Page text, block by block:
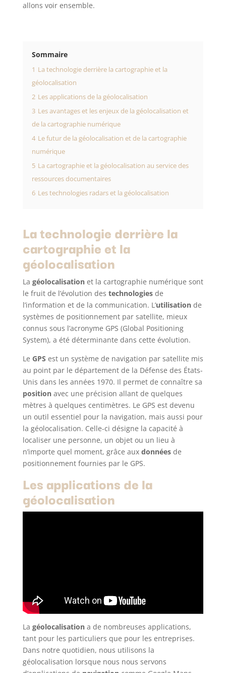
allons voir ensemble.
Sommaire
1 La technologie derrière la cartographie et la
géolocalisation
2 Les applications de la géolocalisation
3 Les avantages et les enjeux de la géolocalisation et
de la cartographie numérique
4 Le futur de la géolocalisation et de la cartographie
numérique
5 La cartographie et la géolocalisation au service des
ressources documentaires
6 Les technologies radars et la géolocalisation
La technologie derrière la
cartographie et la
géolocalisation
La géolocalisationet la cartographie numérique sont
le fruit de l’évolution des technologiesde
l’information et de la communication. L’utilisationde
systèmes de positionnement par satellite, mieux
connus sous l’acronyme GPS (Global Positioning
System), a été déterminante dans cette évolution.
Le GPS est un système de navigation par satellite mis
au point par le département de la Défense des États-
Unis dans les années 1970. Il permet de connaître sa
positionavec une précision allant de quelques
mètres à quelques centimètres. Le GPS est devenu
un outil essentiel pour la navigation, mais aussi pour
la géolocalisation. Celle-ci désigne la capacité à
localiser une personne, un objet ou un lieu à
n’importe quel moment, grâce aux donnéesde
positionnement fournies par le GPS.
Les applications de la
géolocalisation
La géolocalisationa de nombreuses applications,
tant pour les particuliers que pour les entreprises.
Dans notre quotidien, nous utilisons la
géolocalisation lorsque nous nous servons